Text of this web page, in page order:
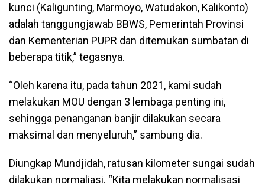
kunci (Kaligunting, Marmoyo, Watudakon, Kalikonto)
adalah tanggungjawab BBWS, Pemerintah Provinsi
dan Kementerian PUPR dan ditemukan sumbatan di
beberapa titik,” tegasnya.
“Oleh karena itu, pada tahun 2021, kami sudah
melakukan MOU dengan 3 lembaga penting ini,
sehingga penanganan banjir dilakukan secara
maksimal dan menyeluruh,” sambung dia.
Diungkap Mundjidah, ratusan kilometer sungai sudah
dilakukan normaliasi. “Kita melakukan normalisasi